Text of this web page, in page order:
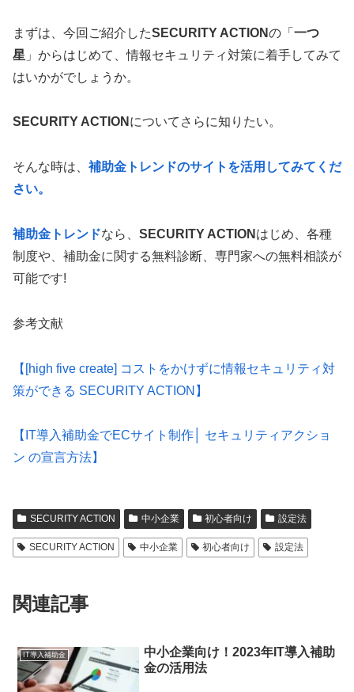
まずは、今回ご紹介したSECURITY ACTIONの「 一つ
星 」からはじめて、情報セキュリティ対策に着手してみて
はいかがでしょうか。
SECURITY ACTION についてさらに知りたい。
そんな時は、 補助金トレンドのサイトを活用してみてくだ
さい。
補助金トレンドなら、 SECURITY ACTION はじめ、各種
制度や、補助金に関する無料診断、専門家への無料相談が
可能です!
参考文献
【[high five create] コストをかけずに情報セキュリティ対
策ができる SECURITY ACTION】
【IT導入補助金でECサイト制作│ セキュリティアクショ
ン の宣言方法】
SECURITY ACTION 中小企業 初心者向け 設定法
SECURITY ACTION 中小企業 初心者向け 設定法
関連記事
IT導入補助金
中小企業向け！2023年IT導入補助
金の活用法